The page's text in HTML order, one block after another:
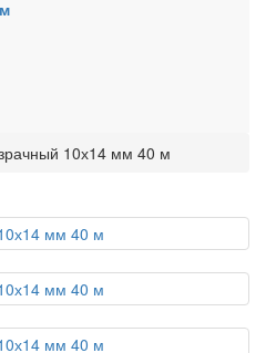
10х14 мм 40 м